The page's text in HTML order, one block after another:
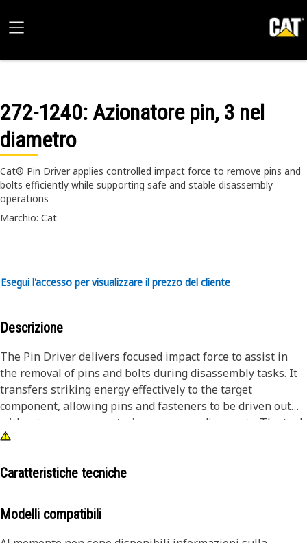
272-1240: Azionatore pin, 3 nel
diametro
Cat® Pin Driver applies controlled impact force to remove pins and
bolts efficiently while supporting safe and stable disassembly
operations
Marchio: Cat
Esegui l'accesso per visualizzare il prezzo del cliente
Descrizione
The Pin Driver delivers focused impact force to assist in
the removal of pins and bolts during disassembly tasks. It
transfers striking energy effectively to the target
component, allowing pins and fasteners to be driven out
without unnecessary strain on surrounding parts. The tool
helps reduce manual effort by guiding force directly to the
removal operations. It supports safer handling by
the fastener, reducing the chances of slipping.
Attributes:
Caratteristiche tecniche
Modelli compatibili